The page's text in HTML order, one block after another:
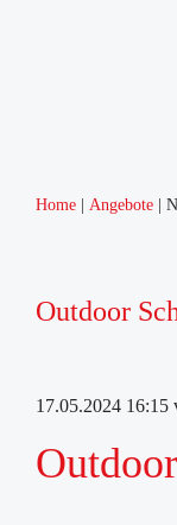
Home Angebote
Outdoor
17.05.2024 16:15